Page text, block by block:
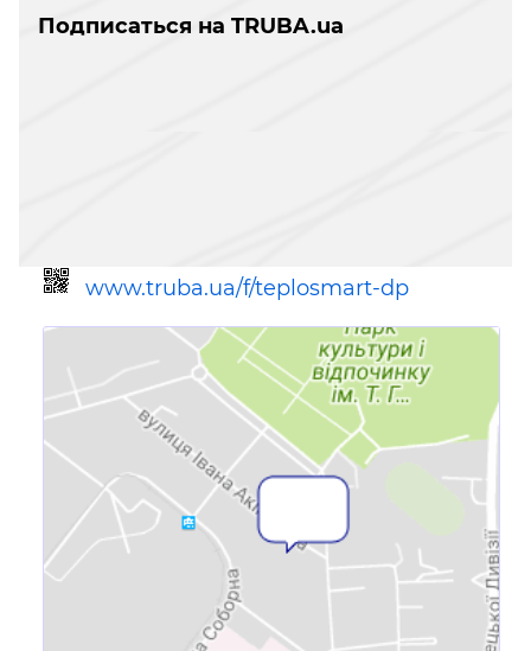
Подписаться на TRUBA.ua
www.truba.ua/f/teplosmart-dp
Ссылка для мобильных устройств